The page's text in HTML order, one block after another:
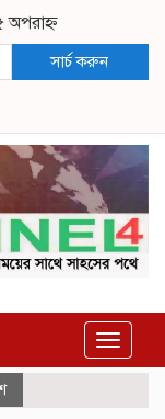
অপরাহ্ন
সার্চ করুন
Toggle